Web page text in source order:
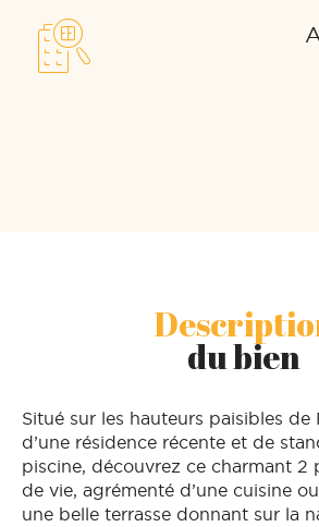
du bien
Situé sur les hauteurs paisibles de
d’une résidence récente et de
piscine, découvrez ce charmant 2
de vie, agrémenté d’une cuisine
une belle terrasse donnant sur la